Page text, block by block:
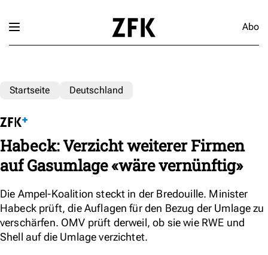
Abo
Startseite Deutschland
Habeck: Verzicht weiterer Firmen
auf Gasumlage «wäre vernünftig»
Die Ampel-Koalition steckt in der Bredouille. Minister
Habeck prüft, die Auflagen für den Bezug der Umlage zu
verschärfen. OMV prüft derweil, ob sie wie RWE und
Shell auf die Umlage verzichtet.